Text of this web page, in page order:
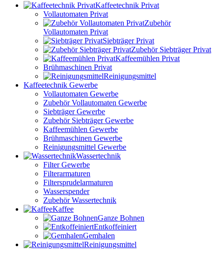
Kaffeetechnik Privat
Vollautomaten Privat
Zubehör
Vollautomaten Privat
Siebträger Privat
Zubehör Siebträger Privat
Kaffeemühlen Privat
Brühmaschinen Privat
Reinigungsmittel
Kaffeetechnik Gewerbe
Vollautomaten Gewerbe
Zubehör Vollautomaten Gewerbe
Siebträger Gewerbe
Zubehör Siebträger Gewerbe
Kaffeemühlen Gewerbe
Brühmaschinen Gewerbe
Reinigungsmittel Gewerbe
Wassertechnik
Filter Gewerbe
Filterarmaturen
Filtersprudelarmaturen
Wasserspender
Zubehör Wassertechnik
Kaffee
Ganze Bohnen
Entkoffeiniert
Gemhalen
Reinigungsmittel